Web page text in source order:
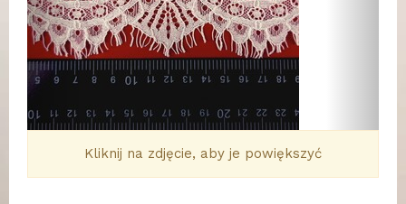
Kliknij na zdjęcie, aby je powiększyć